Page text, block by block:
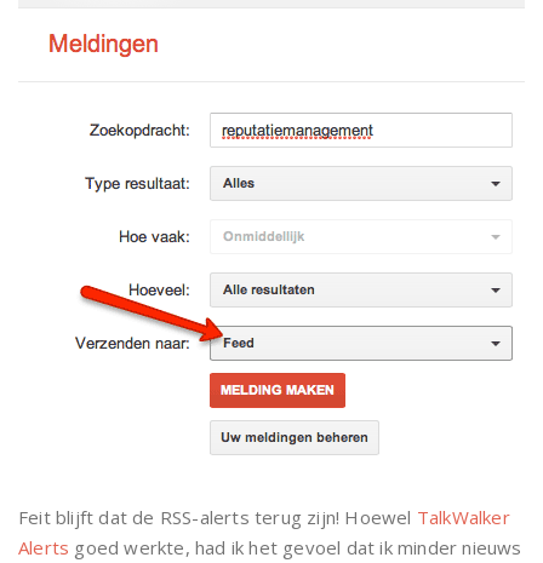
Feit blijft dat de RSS-alerts terug zijn! Hoewel TalkWalker
Alerts goed werkte, had ik het gevoel dat ik minder nieuws